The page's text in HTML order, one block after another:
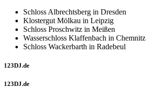
Schloss Albrechtsberg in Dresden
Klostergut Mölkau in Leipzig
Schloss Proschwitz in Meißen
Wasserschloss Klaffenbach in Chemnitz
Schloss Wackerbarth in Radebeul
123DJ.de
123DJ.de